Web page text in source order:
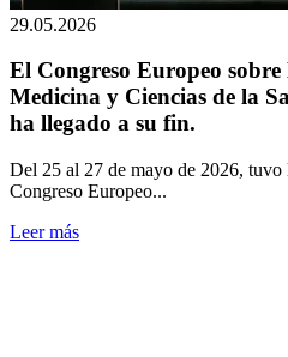
29.05.2026
El Congreso Europeo
Medicina y Ciencias de la
ha llegado a su fin.
Del 25 al 27 de mayo de 2026,
Congreso Europeo...
Leer más